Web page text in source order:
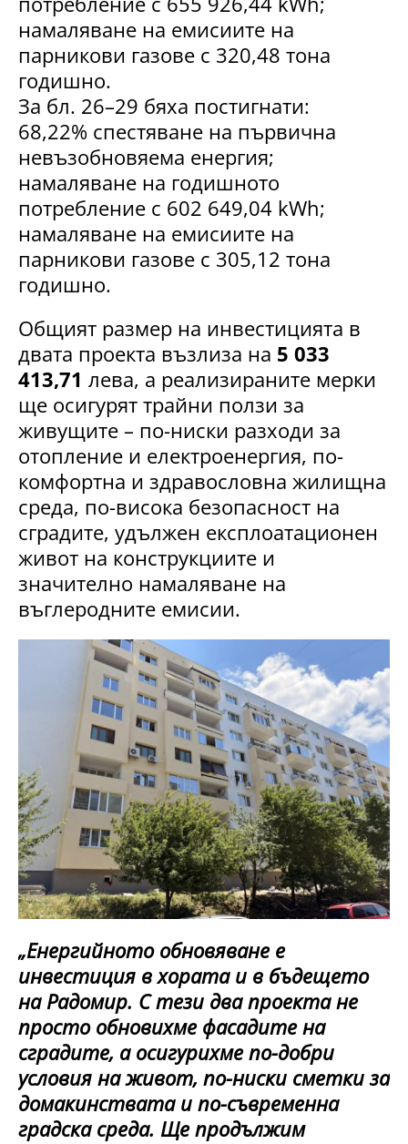
намаляване на емисиите на
парникови газове с 320,48 тона
годишно.
За бл. 26–29 бяха постигнати:
68,22% спестяване на първична
невъзобновяема енергия;
намаляване на годишното
потребление с 602 649,04 kWh;
намаляване на емисиите на
парникови газове с 305,12 тона
годишно.
Общият размер на инвестицията в
двата проекта възлиза на 5 033
413,71 лева, а реализираните мерки
ще осигурят трайни ползи за
живущите – по-ниски разходи за
отопление и електроенергия, по-
комфортна и здравословна жилищна
среда, по-висока безопасност на
сградите, удължен експлоатационен
живот на конструкциите и
значително намаляване на
въглеродните емисии.
„Енергийното обновяване е
инвестиция в хората и в бъдещето
на Радомир. С тези два проекта не
просто обновихме фасадите на
сградите, а осигурихме по-добри
условия на живот, по-ниски сметки за
домакинствата и по-съвременна
градска среда. Ще продължим